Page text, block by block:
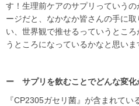
す！生理前ケアのサプリっていう
ージだと、なかなか皆さんの手に
い、世界観で推せるっていうとこ
うところになっているかなと思いま
ー サプリを飲むことでどんな変
『CP2305ガセリ菌』が含まれて